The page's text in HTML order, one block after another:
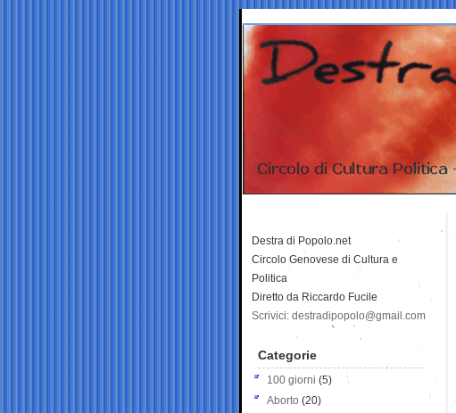
Destra di Popolo.net
Circolo Genovese di Cultura e
Politica
Diretto da Riccardo Fucile
Scrivici: destradipopolo@gmail.com
Categorie
100 giorni (5)
Aborto (20)